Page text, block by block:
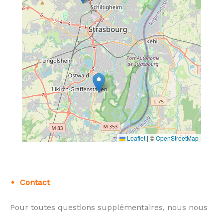
Leaflet | ©OpenStreetMap
Contact
Pour toutes questions supplémentaires, nous nous